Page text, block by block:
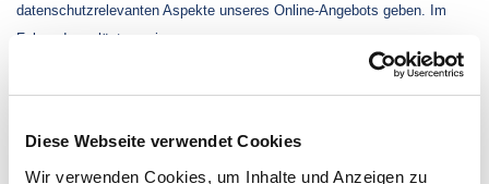
Diese Webseite verwendet Cookies
Wir verwenden Cookies, um Inhalte und Anzeigen zu
datenschutzrelevanten Aspekte unseres Online-Angebots geben. Im
Folgenden erläutern wir:
Welche Daten wir erfassen, wenn Sie das Online-Angebot der
Zu welchen Zwecken diese Daten von der IPC und
Drittunternehmen verarbeitet werden.